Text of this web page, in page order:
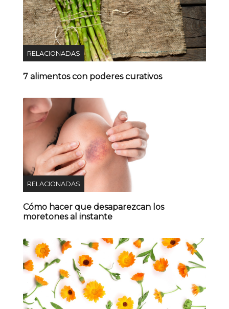
RELACIONADAS
7 alimentos con poderes curativos
RELACIONADAS
Cómo hacer que desaparezcan los
moretones al instante